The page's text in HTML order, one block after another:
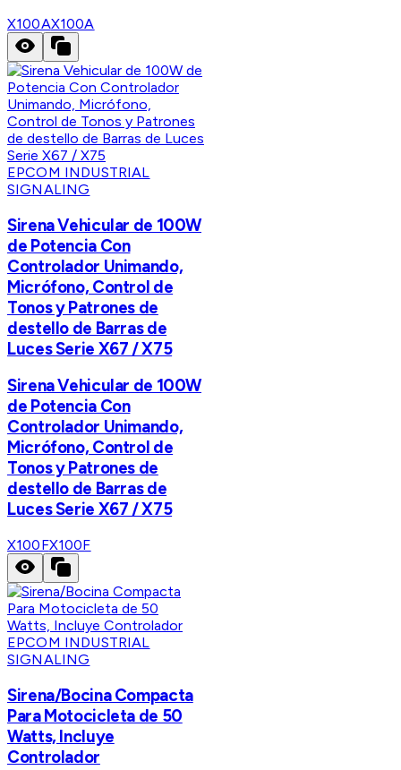
X100AX100A
EPCOM INDUSTRIAL
SIGNALING
Sirena Vehicular de 100W
de Potencia Con
Controlador Unimando,
Micrófono, Control de
Tonos y Patrones de
destello de Barras de
Luces Serie X67 / X75
Sirena Vehicular de 100W
de Potencia Con
Controlador Unimando,
Micrófono, Control de
Tonos y Patrones de
destello de Barras de
Luces Serie X67 / X75
X100FX100F
EPCOM INDUSTRIAL
SIGNALING
Sirena/Bocina Compacta
Para Motocicleta de 50
Watts, Incluye
Controlador